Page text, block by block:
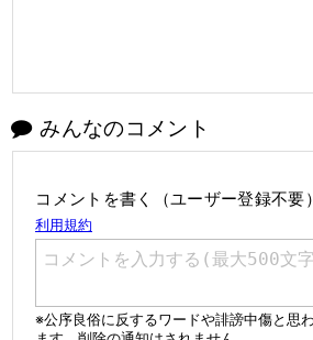
みんなのコメント
コメントを書く（ユーザー登録不要）